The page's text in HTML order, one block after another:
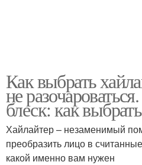
Как выбрать
не
блеск: как
Хайлайтер – незаменимый
преобразить лицо в
какой именно вам нужен